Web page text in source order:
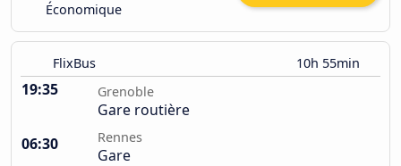
Économique
FlixBus 10h 55min
19:35 Grenoble
Gare routière
06:30
Rennes
Gare